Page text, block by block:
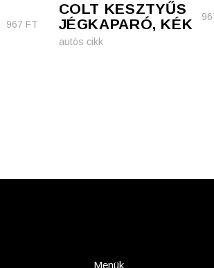
967 FT
COLT KESZTYŰS
JÉGKAPARÓ, KÉK
autós cikk
Menük